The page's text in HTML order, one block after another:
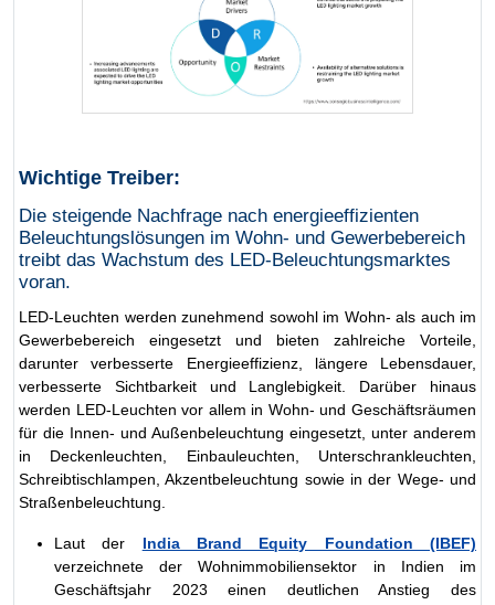
Wichtige Treiber:
Die steigende Nachfrage nach energieeffizienten
Beleuchtungslösungen im Wohn- und Gewerbebereich
treibt das Wachstum des LED-Beleuchtungsmarktes
voran.
LED-Leuchten werden zunehmend sowohl im Wohn- als auch im
Gewerbebereich eingesetzt und bieten zahlreiche Vorteile,
darunter verbesserte Energieeffizienz, längere Lebensdauer,
verbesserte Sichtbarkeit und Langlebigkeit. Darüber hinaus
werden LED-Leuchten vor allem in Wohn- und Geschäftsräumen
für die Innen- und Außenbeleuchtung eingesetzt, unter anderem
in Deckenleuchten, Einbauleuchten, Unterschrankleuchten,
Schreibtischlampen, Akzentbeleuchtung sowie in der Wege- und
Straßenbeleuchtung.
Laut der India Brand Equity Foundation (IBEF)
verzeichnete der Wohnimmobiliensektor in Indien im
Geschäftsjahr 2023 einen deutlichen Anstieg des